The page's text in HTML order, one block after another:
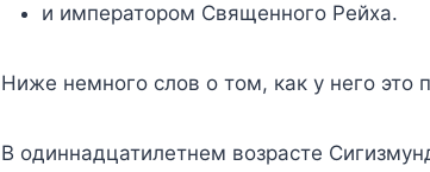
и императором Священного Рейха.
Ниже немного слов о том, как у него это
В одиннадцатилетнем возрасте